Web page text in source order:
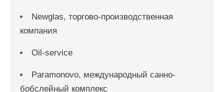
Newglas, торгово-производственная
компания
Oil-service
Paramonovo, международный санно-
бобслейный комплекс